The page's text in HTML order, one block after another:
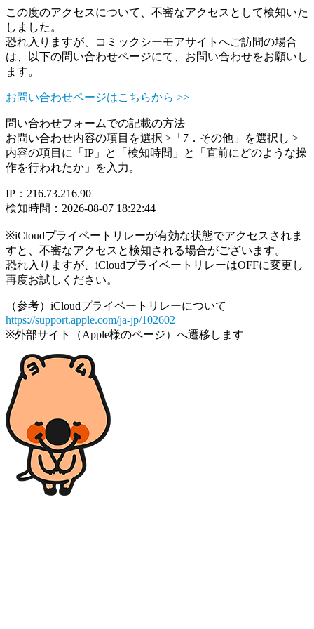
この度のアクセスについて、不審なアクセスとして検知いた
しました。
恐れ入りますが、コミックシーモアサイトへご訪問の場合
は、以下の問い合わせページにて、お問い合わせをお願いし
ます。
お問い合わせページはこちらから >>
問い合わせフォームでの記載の方法
お問い合わせ内容の項目を選択 >「7．その他」を選択し >
内容の項目に「IP」と「検知時間」と「直前にどのような操
作を行われたか」を入力。
IP：216.73.216.90
検知時間：2026-08-07 18:22:44
※iCloudプライベートリレーが有効な状態でアクセスされま
すと、不審なアクセスと検知される場合がございます。
恐れ入りますが、iCloudプライベートリレーはOFFに変更し
再度お試しください。
（参考）iCloudプライベートリレーについて
https://support.apple.com/ja-jp/102602
※外部サイト（Apple様のページ）へ遷移します